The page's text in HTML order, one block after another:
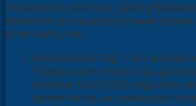
Определить сколько дней в
является ли год високосным можно
если знать, что:
Високосный год – это всегда
Порядковое число года
остатка. Если 2020 поделить
целое число, не имеющее